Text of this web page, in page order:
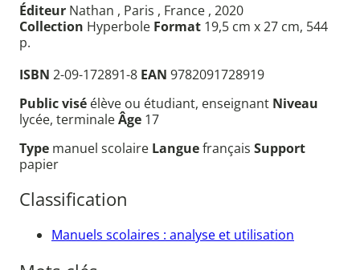
Éditeur Nathan , Paris , France , 2020
Collection Hyperbole Format 19,5 cm x 27 cm, 544
p.
ISBN 2-09-172891-8 EAN 9782091728919
Public visé élève ou étudiant, enseignant Niveau
lycée, terminaleÂge 17
Type manuel scolaire Languefrançais Support
papier
Classification
Manuels scolaires : analyse et utilisation